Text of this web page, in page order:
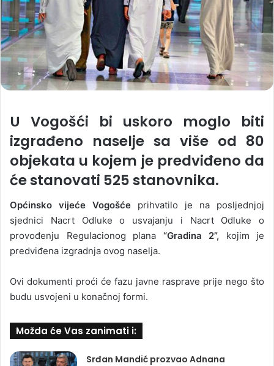
U Vogošći bi uskoro moglo biti
izgrađeno naselje sa više od 80
objekata u kojem je predviđeno da
će stanovati 525 stanovnika.
Općinsko vijeće Vogošće prihvatilo je na posljednjoj
sjednici Nacrt Odluke o usvajanju i Nacrt Odluke o
provođenju Regulacionog plana “Gradina 2”, kojim je
predviđena izgradnja ovog naselja.
Ovi dokumenti proći će fazu javne rasprave prije nego što
budu usvojeni u konačnoj formi.
Možda će Vas zanimati i:
Srđan Mandić prozvao Adnana